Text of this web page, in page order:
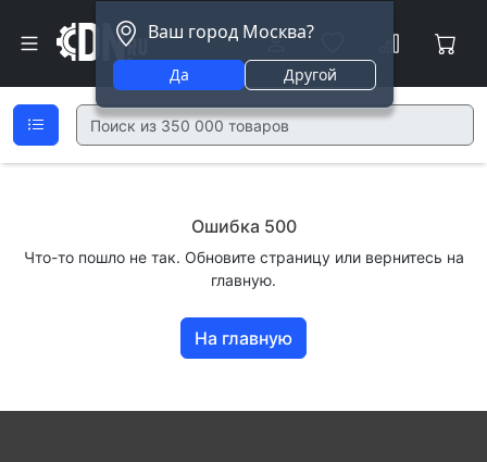
Ваш город Москва?
Да Другой
Ошибка 500
Что-то пошло не так. Обновите страницу или вернитесь на
главную.
На главную